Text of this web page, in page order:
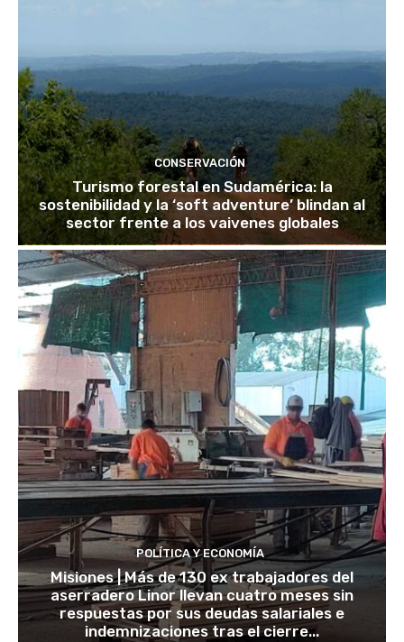
CONSERVACIÓN
Turismo forestal en Sudamérica: la
sostenibilidad y la ‘soft adventure’ blindan al
sector frente a los vaivenes globales
POLÍTICA Y ECONOMÍA
Misiones | Más de 130 ex trabajadores del
aserradero Linor llevan cuatro meses sin
respuestas por sus deudas salariales e
indemnizaciones tras el cierre...